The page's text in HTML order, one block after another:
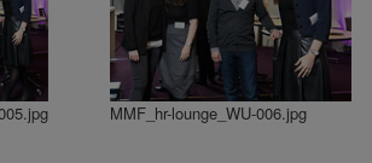
MMF_hr-lounge_WU-006.jpg